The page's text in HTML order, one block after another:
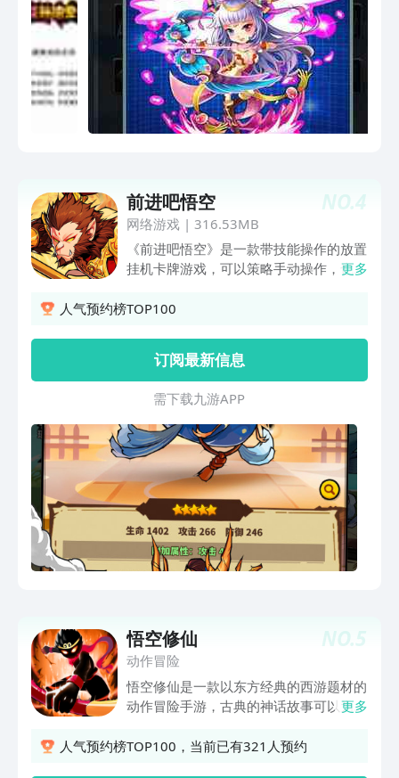
NO.4
前进吧悟空
网络游戏| 316.53MB
《前进吧悟空》是一款带技能操作的放置
挂机卡牌游戏，可以策略手动操作，也能
妖王】跨服三人组队，挑战技能各异的强
宝戒，被动技能书【秘境-各路妖王盘踞
一方】上百种造型各异的妖怪，守护秘
境，等你来战，击杀妖怪，获得各类极品
套装，还能获得一次性掉落的珍贵藏品
【策略-技能神通法宝，超多搭配】每个
主角都有独特的技能系统，更有三系神通
让你体验完全不一样的发展路线，还可以
搭配不同的被动技能、特色法宝强化技能
效果【伙伴-特色强力帮手】几十个伙伴
都有拥有特色技能系统，技能会在战斗中
自动释放，战斗可以携带两个伙伴，根据
更多
人气预约榜TOP100
订阅最新信息
需 下 载 九 游 A P P
NO.5
悟空修仙
动作冒险
悟空修仙是一款以东方经典的西游题材的
动作冒险手游，古典的神话故事可以为你
幻的探索玩法可以免费体验，带你感受最
更多
人气预约榜TOP100，当前已有321人预约